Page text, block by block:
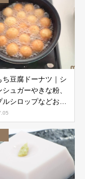
ち豆腐ドーナツ｜シ
ュガーやきな粉、
ルシロップなどお好